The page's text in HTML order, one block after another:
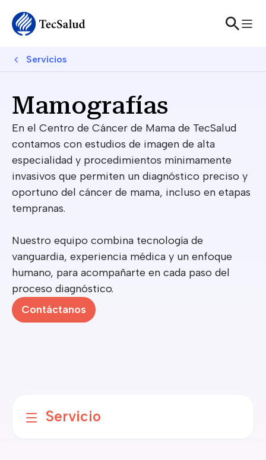
Breadcrumb
Servicios
Mamografías
En el Centro de Cáncer de Mama de TecSalud
contamos con estudios de imagen de alta
especialidad y procedimientos mínimamente
invasivos que permiten un diagnóstico preciso y
oportuno del cáncer de mama, incluso en etapas
tempranas.
Nuestro equipo combina tecnología de
vanguardia, experiencia médica y un enfoque
humano, para acompañarte en cada paso del
proceso diagnóstico.
Contáctanos
Servicio